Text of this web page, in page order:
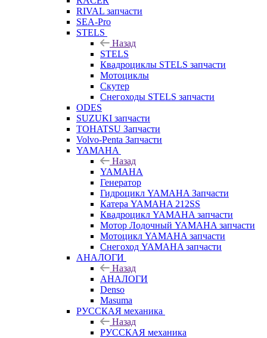
RIVAL запчасти
SEA-Pro
STELS
Назад
STELS
Квадроциклы STELS запчасти
Мотоциклы
Скутер
Снегоходы STELS запчасти
ODES
SUZUKI запчасти
TOHATSU Запчасти
Volvo-Penta Запчасти
YAMAHA
Назад
YAMAHA
Генератор
Гидроцикл YAMAHA Запчасти
Катера YAMAHA 212SS
Квадроцикл YAMAHA запчасти
Мотор Лодочный YAMAHA запчасти
Мотоцикл YAMAHA запчасти
Снегоход YAMAHA запчасти
АНАЛОГИ
Назад
АНАЛОГИ
Denso
Masuma
РУССКАЯ механика
Назад
РУССКАЯ механика